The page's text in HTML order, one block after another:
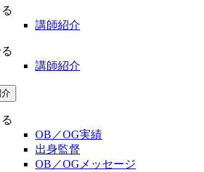
講師紹介
講師紹介
OB／OG実績
出身監督
OB／OGメッセージ